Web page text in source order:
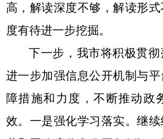
高，解读深度不够，解读形式
度有待进一步挖掘。
下一步，我市将积极贯彻
进一步加强信息公开机制与
障措施和力度，不断推动政
效。一是强化学习落实。继